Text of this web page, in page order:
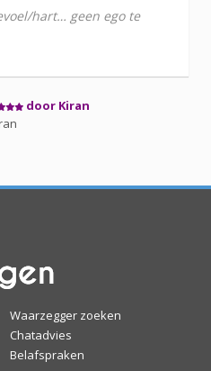
hart… geen ego te
door Kiran
Waarzegger zoeken
Chatadvies
Belafspraken